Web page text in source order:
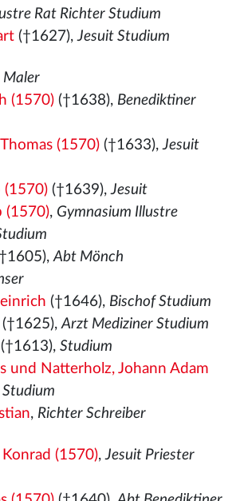
Rat Richter Studium
(†1627),Jesuit Studium
Maler
(1570)(†1638), Benediktiner
(1570)(†1633),Jesuit
(1570)(†1639),Jesuit
(1570), Gymnasium Illustre
Abt Mönch
(†1646), Bischof Studium
Arzt Mediziner Studium
(†1613), Studium
und Natterholz, Johann Adam
Studium
, Richter Schreiber
Konrad (1570),Jesuit Priester